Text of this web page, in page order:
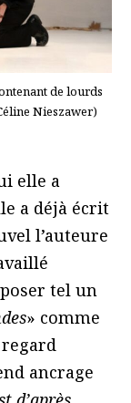
de lourds
Nieszawer)
elle a
a déjà écrit
l’auteure
tel un
» comme
regard
ancrage